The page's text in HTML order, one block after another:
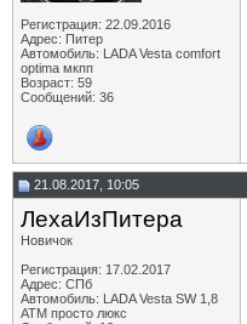
Регистрация: 22.09.2016
Адрес: Питер
Автомобиль: LADA Vesta comfort
optima мкпп
Возраст: 59
Сообщений: 36
21.08.2017, 10:05
ЛехаИзПитера
Новичок
Регистрация: 17.02.2017
Адрес: СПб
Автомобиль: LADA Vesta SW 1,8
АТМ просто люкс